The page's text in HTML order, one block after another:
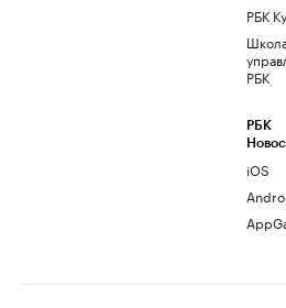
РБК
РБК
РБК
iOS